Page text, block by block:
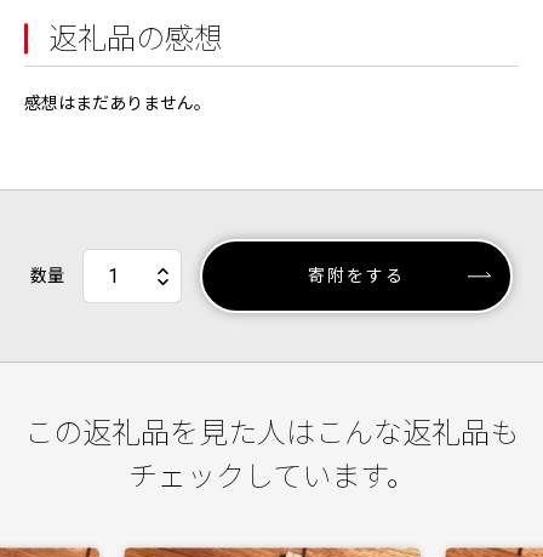
返礼品の感想
感想はまだありません。
数量 寄附をする
この返礼品を見た人はこんな返礼品も
チェックしています。